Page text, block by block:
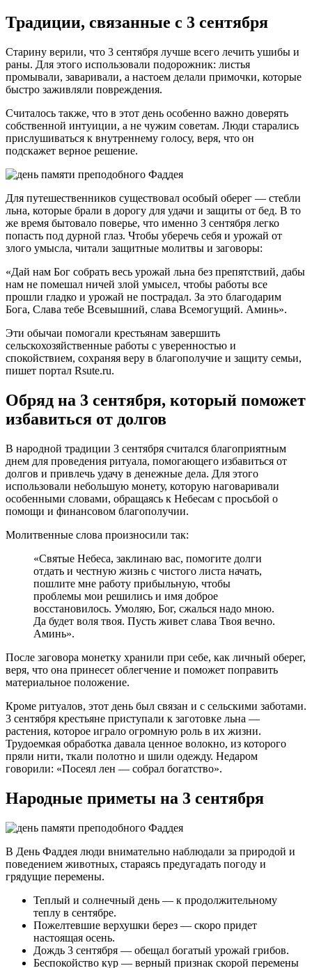
Традиции, связанные с 3 сентября
Старину верили, что 3 сентября лучше всего лечить ушибы и
раны. Для этого использовали подорожник: листья
промывали, заваривали, а настоем делали примочки, которые
быстро заживляли повреждения.
Считалось также, что в этот день особенно важно доверять
собственной интуиции, а не чужим советам. Люди старались
прислушиваться к внутреннему голосу, веря, что он
подскажет верное решение.
Для путешественников существовал особый оберег — стебли
льна, которые брали в дорогу для удачи и защиты от бед. В то
же время бытовало поверье, что именно 3 сентября легко
попасть под дурной глаз. Чтобы уберечь себя и урожай от
злого умысла, читали защитные молитвы и заговоры:
«Дай нам Бог собрать весь урожай льна без препятствий, дабы
нам не помешал ничей злой умысел, чтобы работы все
прошли гладко и урожай не пострадал. За это благодарим
Бога, Слава тебе Всевышний, слава Всемогущий. Аминь».
Эти обычаи помогали крестьянам завершить
сельскохозяйственные работы с уверенностью и
спокойствием, сохраняя веру в благополучие и защиту семьи,
пишет портал Rsute.ru.
Обряд на 3 сентября, который поможет
избавиться от долгов
В народной традиции 3 сентября считался благоприятным
днем для проведения ритуала, помогающего избавиться от
долгов и привлечь удачу в денежные дела. Для этого
использовали небольшую монету, которую наговаривали
особенными словами, обращаясь к Небесам с просьбой о
помощи и финансовом благополучии.
Молитвенные слова произносили так:
«Святые Небеса, заклинаю вас, помогите долги
отдать и честную жизнь с чистого листа начать,
пошлите мне работу прибыльную, чтобы
проблемы мои решились и имя доброе
восстановилось. Умоляю, Бог, сжалься надо мною.
Да будет воля твоя. Пусть живет слава Твоя вечно.
Аминь».
После заговора монетку хранили при себе, как личный оберег,
веря, что она принесет облегчение и поможет поправить
материальное положение.
Кроме ритуалов, этот день был связан и с сельскими заботами.
3 сентября крестьяне приступали к заготовке льна —
растения, которое играло огромную роль в их жизни.
Трудоемкая обработка давала ценное волокно, из которого
пряли нити, ткали полотно и шили одежду. Недаром
говорили: «Посеял лен — собрал богатство».
Народные приметы на 3 сентября
В День Фаддея люди внимательно наблюдали за природой и
поведением животных, стараясь предугадать погоду и
грядущие перемены.
Теплый и солнечный день — к продолжительному
теплу в сентябре.
Пожелтевшие верхушки берез — скоро придет
настоящая осень.
Дождь 3 сентября — обещал богатый урожай грибов.
Беспокойство кур — верный признак скорой перемены